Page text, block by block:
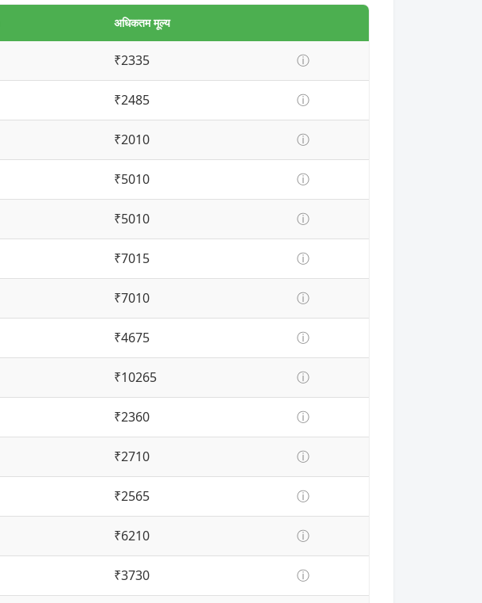
अधिकतम मूल्य
₹2335 ⓘ
₹2485 ⓘ
₹2010 ⓘ
₹5010 ⓘ
₹5010 ⓘ
₹7015 ⓘ
₹7010 ⓘ
₹4675 ⓘ
₹10265 ⓘ
₹2360 ⓘ
₹2710 ⓘ
₹2565 ⓘ
₹6210 ⓘ
₹3730 ⓘ